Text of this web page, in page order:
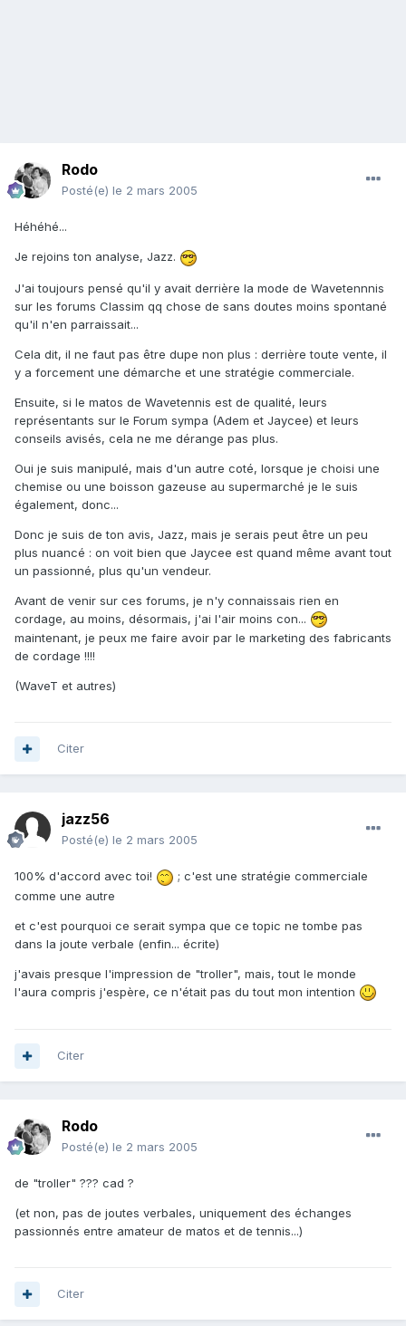
Rodo
Posté(e) le 2 mars 2005
Héhéhé...
Je rejoins ton analyse, Jazz.
J'ai toujours pensé qu'il y avait derrière la mode de Wavetennnis
sur les forums Classim qq chose de sans doutes moins spontané
qu'il n'en parraissait...
Cela dit, il ne faut pas être dupe non plus : derrière toute vente, il
y a forcement une démarche et une stratégie commerciale.
Ensuite, si le matos de Wavetennis est de qualité, leurs
représentants sur le Forum sympa (Adem et Jaycee) et leurs
conseils avisés, cela ne me dérange pas plus.
Oui je suis manipulé, mais d'un autre coté, lorsque je choisi une
chemise ou une boisson gazeuse au supermarché je le suis
également, donc...
Donc je suis de ton avis, Jazz, mais je serais peut être un peu
plus nuancé : on voit bien que Jaycee est quand même avant tout
un passionné, plus qu'un vendeur.
Avant de venir sur ces forums, je n'y connaissais rien en
cordage, au moins, désormais, j'ai l'air moins con...
maintenant, je peux me faire avoir par le marketing des fabricants
de cordage !!!!
(WaveT et autres)
Citer
jazz56
Posté(e) le 2 mars 2005
100% d'accord avec toi!
; c'est une stratégie commerciale
comme une autre
et c'est pourquoi ce serait sympa que ce topic ne tombe pas
dans la joute verbale (enfin... écrite)
j'avais presque l'impression de "troller", mais, tout le monde
l'aura compris j'espère, ce n'était pas du tout mon intention
Citer
Rodo
Posté(e) le 2 mars 2005
de "troller" ??? cad ?
(et non, pas de joutes verbales, uniquement des échanges
passionnés entre amateur de matos et de tennis...)
Citer